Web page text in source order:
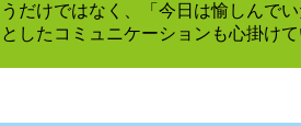
うだけではなく、「今日は愉しんで
としたコミュニケーションも心掛けて